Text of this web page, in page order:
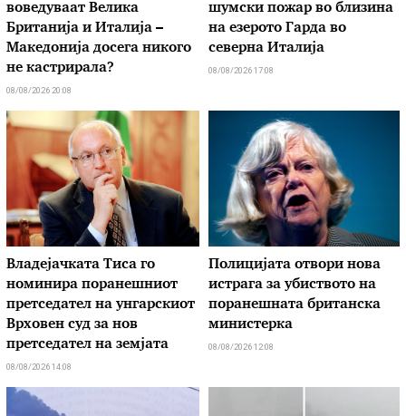
воведуваат Велика
Британија и Италија –
Македонија досега никого
не кастрирала?
08/08/2026 20:08
шумски пожар во близина
на езерото Гарда во
северна Италија
08/08/2026 17:08
Владејачката Тиса го
номинира поранешниот
претседател на унгарскиот
Врховен суд за нов
претседател на земјата
08/08/2026 14:08
Полицијата отвори нова
истрага за убиството на
поранешната британска
министерка
08/08/2026 12:08